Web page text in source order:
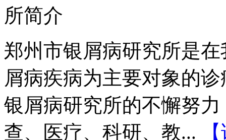
郑州市银屑病研究所是
屑病疾病为主要对象的
银屑病研究所的不懈努
查、医疗、科研、教...